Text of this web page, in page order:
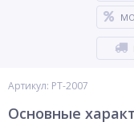
Артикул: PT-2007
Основные